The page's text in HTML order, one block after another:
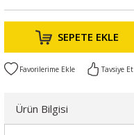
SEPETE EKLE
Tavsiye Et
Ürün Bilgisi